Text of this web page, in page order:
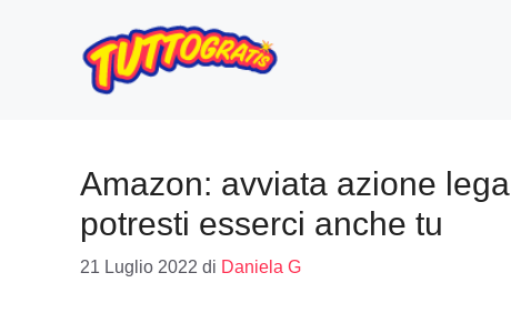
contenuto
Amazon: avviata azione
potresti esserci anche tu
21 Luglio 2022 di Daniela G